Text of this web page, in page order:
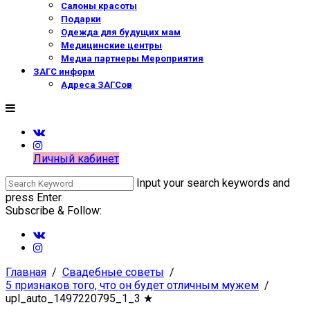
Салоны красоты
Подарки
Одежда для будущих мам
Медицинские центры
Медиа партнеры Мероприятия
ЗАГС информ
Адреса ЗАГСов
Личный кабинет
Input your search keywords and
press Enter.
Subscribe & Follow:
Главная
Свадебные советы
5 признаков того, что он будет отличным мужем
upl_auto_1497220795_1_3 ★